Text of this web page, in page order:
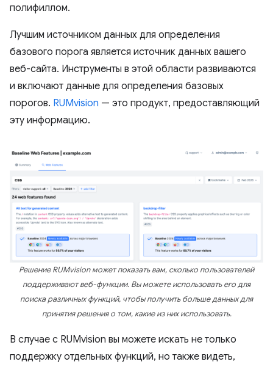
полифиллом.
Лучшим источником данных для определения
базового порога является источник данных вашего
веб-сайта. Инструменты в этой области развиваются
и включают данные для определения базовых
порогов. RUMvision — это продукт, предоставляющий
эту информацию.
Решение RUMvision может показать вам, сколько пользователей
поддерживают веб-функции. Вы можете использовать его для
поиска различных функций, чтобы получить больше данных для
принятия решения о том, какие из них использовать.
В случае с RUMvision вы можете искать не только
поддержку отдельных функций, но также видеть,